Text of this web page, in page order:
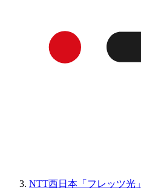
NTT西日本「フレッツ光」